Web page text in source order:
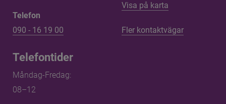
Telefon
090 - 16 19 00
Telefontider
Måndag-Fredag:
08–12
Visa på karta
Fler kontaktvägar